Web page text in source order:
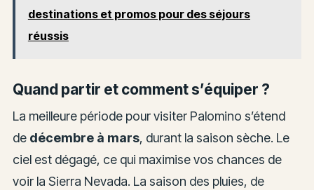
destinations et promos pour des séjours
réussis
Quand partir et comment s’équiper ?
La meilleure période pour visiter Palomino s’étend
de décembre à mars, durant la saison sèche. Le
ciel est dégagé, ce qui maximise vos chances de
voir la Sierra Nevada. La saison des pluies, de